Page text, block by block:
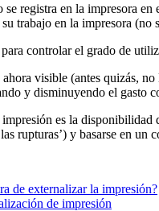
registra en la impresora
trabajo en la impresora (no
controlar el grado de
visible (antes quizás,
y disminuyendo el gasto
es la disponibilidad
rupturas’) y basarse en
de externalizar la impresión?
de impresión